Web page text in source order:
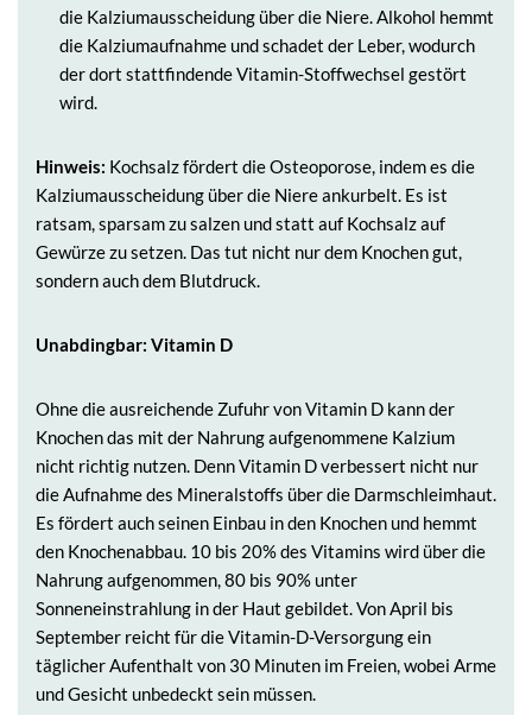
die Kalziumausscheidung über die Niere. Alkohol hemmt
die Kalziumaufnahme und schadet der Leber, wodurch
der dort stattfindende Vitamin-Stoffwechsel gestört
wird.
Hinweis: Kochsalz fördert die Osteoporose, indem es die
Kalziumausscheidung über die Niere ankurbelt. Es ist
ratsam, sparsam zu salzen und statt auf Kochsalz auf
Gewürze zu setzen. Das tut nicht nur dem Knochen gut,
sondern auch dem Blutdruck.
Unabdingbar: Vitamin D
Ohne die ausreichende Zufuhr von Vitamin D kann der
Knochen das mit der Nahrung aufgenommene Kalzium
nicht richtig nutzen. Denn Vitamin D verbessert nicht nur
die Aufnahme des Mineralstoffs über die Darmschleimhaut.
Es fördert auch seinen Einbau in den Knochen und hemmt
den Knochenabbau. 10 bis 20% des Vitamins wird über die
Nahrung aufgenommen, 80 bis 90% unter
Sonneneinstrahlung in der Haut gebildet. Von April bis
September reicht für die Vitamin-D-Versorgung ein
täglicher Aufenthalt von 30 Minuten im Freien, wobei Arme
und Gesicht unbedeckt sein müssen.